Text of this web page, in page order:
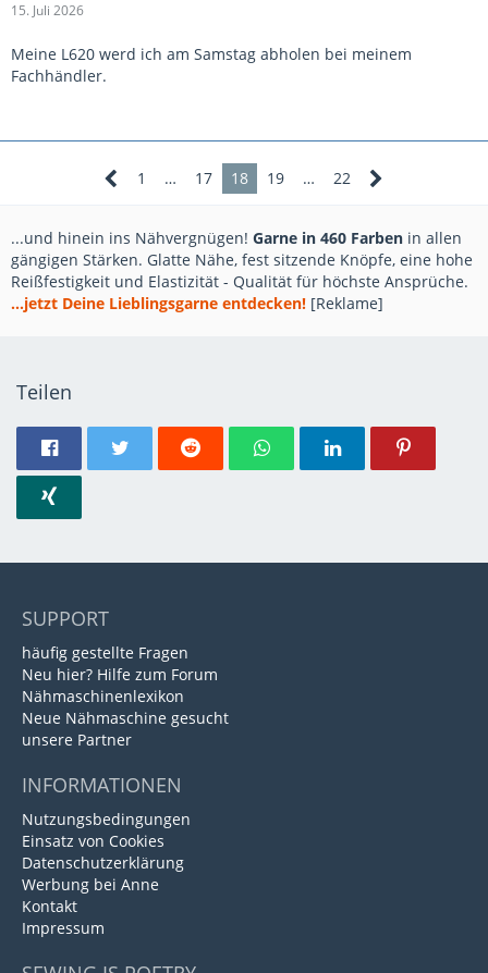
15. Juli 2026
Meine L620 werd ich am Samstag abholen bei meinem
Fachhändler.
1 … 17 18 19 … 22
...und hinein ins Nähvergnügen! Garne in 460 Farben in allen
gängigen Stärken. Glatte Nähe, fest sitzende Knöpfe, eine hohe
Reißfestigkeit und Elastizität - Qualität für höchste Ansprüche.
...jetzt Deine Lieblingsgarne entdecken! [Reklame]
Teilen
SUPPORT
häufig gestellte Fragen
Neu hier? Hilfe zum Forum
Nähmaschinenlexikon
Neue Nähmaschine gesucht
unsere Partner
INFORMATIONEN
Nutzungsbedingungen
Einsatz von Cookies
Datenschutzerklärung
Werbung bei Anne
Kontakt
Impressum